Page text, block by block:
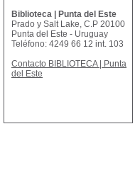
Biblioteca | Punta del Este
Prado y Salt Lake, C.P 20100
Punta del Este - Uruguay
Teléfono: 4249 66 12 int. 103
Contacto BIBLIOTECA | Punta
del Este